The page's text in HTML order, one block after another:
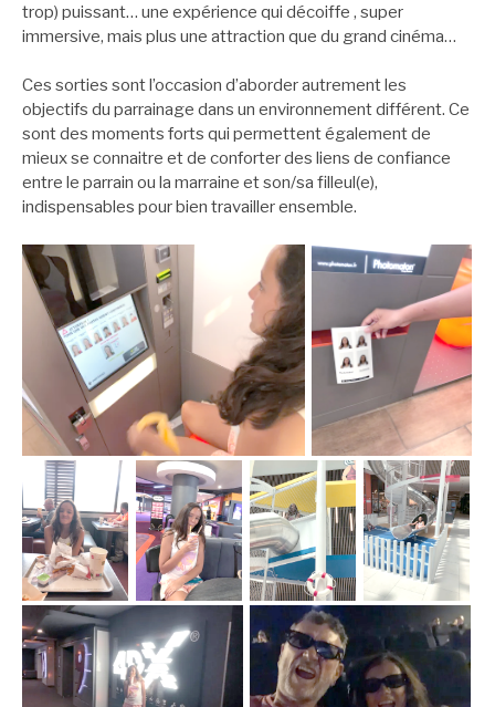
trop) puissant… une expérience qui décoiffe , super
immersive, mais plus une attraction que du grand cinéma…
Ces sorties sont l’occasion d’aborder autrement les
objectifs du parrainage dans un environnement différent. Ce
sont des moments forts qui permettent également de
mieux se connaitre et de conforter des liens de confiance
entre le parrain ou la marraine et son/sa filleul(e),
indispensables pour bien travailler ensemble.